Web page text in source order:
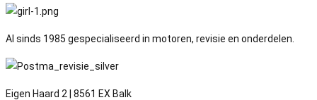
Al sinds 1985 gespecialiseerd in motoren, revisie en onderdelen.
Eigen Haard 2 | 8561 EX Balk